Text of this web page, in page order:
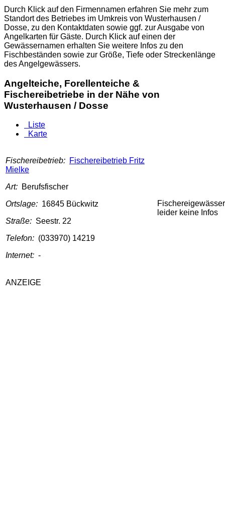
Durch Klick auf den Firmennamen erfahren Sie mehr zum
Standort des Betriebes im Umkreis von Wusterhausen /
Dosse, zu den Kontaktdaten sowie ggf. zur Ausgabe von
Angelkarten für Gäste. Durch Klick auf einen der
Gewässernamen erhalten Sie weitere Infos zu den
Fischbeständen sowie zur Größe, Tiefe oder Streckenlänge
des Angelgewässers.
Angelteiche, Forellenteiche &
Fischereibetriebe in der Nähe von
Wusterhausen / Dosse
Liste
Karte
Fischereibetrieb: Fischereibetrieb Fritz
Mielke
Art: Berufsfischer
Ortslage: 16845 Bückwitz
Straße: Seestr. 22
Telefon: (033970) 14219
Internet: -
Fischereigewässer
leider keine Infos
ANZEIGE